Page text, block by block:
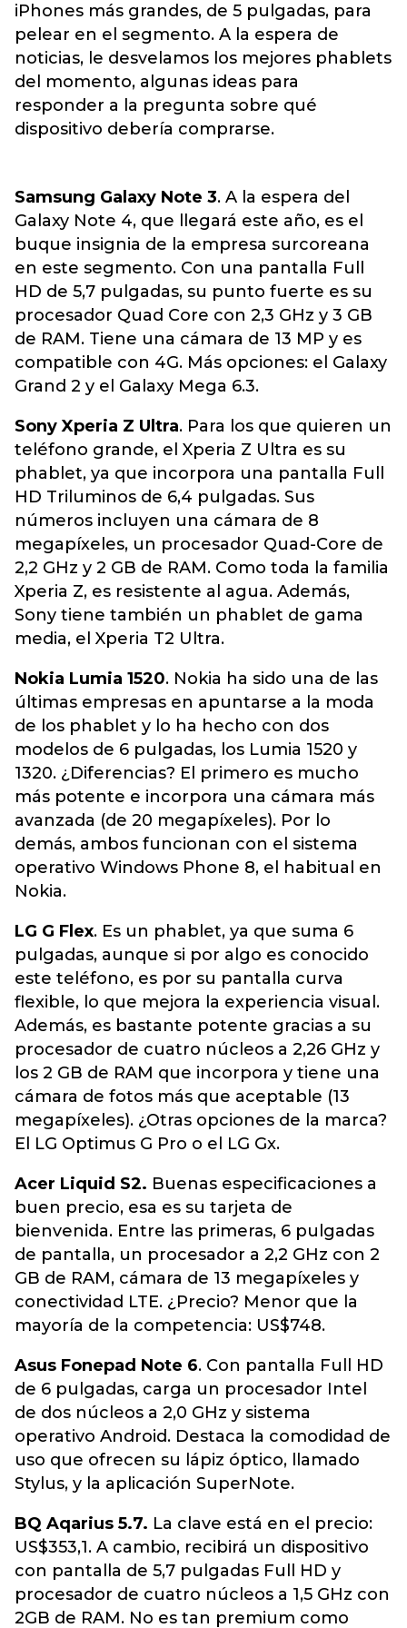
iPhones más grandes, de 5 pulgadas, para
pelear en el segmento. A la espera de
noticias, le desvelamos los mejores phablets
del momento, algunas ideas para
responder a la pregunta sobre qué
dispositivo debería comprarse.
Samsung Galaxy Note 3. A la espera del
Galaxy Note 4, que llegará este año, es el
buque insignia de la empresa surcoreana
en este segmento. Con una pantalla Full
HD de 5,7 pulgadas, su punto fuerte es su
procesador Quad Core con 2,3 GHz y 3 GB
de RAM. Tiene una cámara de 13 MP y es
compatible con 4G. Más opciones: el Galaxy
Grand 2 y el Galaxy Mega 6.3.
Sony Xperia Z Ultra. Para los que quieren un
teléfono grande, el Xperia Z Ultra es su
phablet, ya que incorpora una pantalla Full
HD Triluminos de 6,4 pulgadas. Sus
números incluyen una cámara de 8
megapíxeles, un procesador Quad-Core de
2,2 GHz y 2 GB de RAM. Como toda la familia
Xperia Z, es resistente al agua. Además,
Sony tiene también un phablet de gama
media, el Xperia T2 Ultra.
Nokia Lumia 1520. Nokia ha sido una de las
últimas empresas en apuntarse a la moda
de los phablet y lo ha hecho con dos
modelos de 6 pulgadas, los Lumia 1520 y
1320. ¿Diferencias? El primero es mucho
más potente e incorpora una cámara más
avanzada (de 20 megapíxeles). Por lo
demás, ambos funcionan con el sistema
operativo Windows Phone 8, el habitual en
Nokia.
LG G Flex. Es un phablet, ya que suma 6
pulgadas, aunque si por algo es conocido
este teléfono, es por su pantalla curva
flexible, lo que mejora la experiencia visual.
Además, es bastante potente gracias a su
procesador de cuatro núcleos a 2,26 GHz y
los 2 GB de RAM que incorpora y tiene una
cámara de fotos más que aceptable (13
megapíxeles). ¿Otras opciones de la marca?
El LG Optimus G Pro o el LG Gx.
Acer Liquid S2. Buenas especificaciones a
buen precio, esa es su tarjeta de
bienvenida. Entre las primeras, 6 pulgadas
de pantalla, un procesador a 2,2 GHz con 2
GB de RAM, cámara de 13 megapíxeles y
conectividad LTE. ¿Precio? Menor que la
mayoría de la competencia: US$748.
Asus Fonepad Note 6. Con pantalla Full HD
de 6 pulgadas, carga un procesador Intel
de dos núcleos a 2,0 GHz y sistema
operativo Android. Destaca la comodidad de
uso que ofrecen su lápiz óptico, llamado
Stylus, y la aplicación SuperNote.
BQ Aqarius 5.7. La clave está en el precio:
US$353,1. A cambio, recibirá un dispositivo
con pantalla de 5,7 pulgadas Full HD y
procesador de cuatro núcleos a 1,5 GHz con
2GB de RAM. No es tan premium como